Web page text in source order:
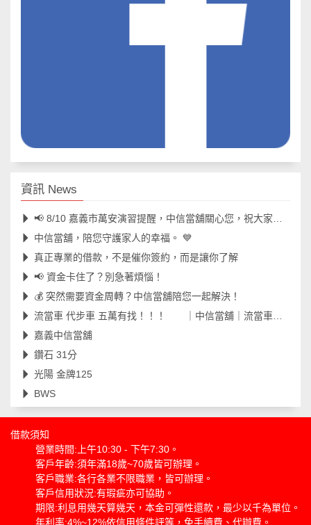
資訊 News
📢 8/10 嘉義市萬安演習提醒，中信當舖關心您，祝大家演習平安順利！
中信當舖，陪您守護家人的幸福。 💙
真正專業的借款，不是催你簽約，而是讓你了解
📢 資金卡住了？別急著煩惱！
💰 突然需要資金周轉？中信當舖陪您一起解決！
流當車 代步車 五萬有找！！！ ｜中信當舖｜流當車｜代步車｜工地車｜嘉義當舖｜
嘉義中信當舖
鑽石 31分
光陽 金牌125
BWS
借款須知
營業時間:上午10:30 - 下午7:30。
客戶年齡:須年滿18歲~70歲皆可辦理。
客戶職業:各行各業不限職業，皆可辦理。
客戶信用狀況:有瑕疵亦可協助。
期限:利息用幾天算幾天，本金可彈性還款，最少以千為單位。
年利率:4%~12%依信用條件評等，免手續費、代辦費。